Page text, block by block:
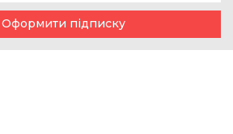
Оформити підписку